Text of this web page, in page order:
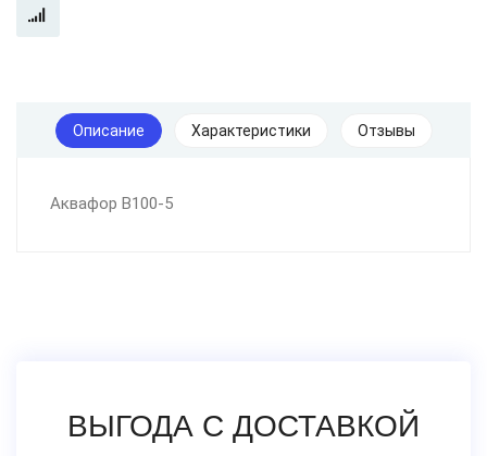
Описание Характеристики Отзывы
Аквафор В100-5
ВЫГОДА С ДОСТАВКОЙ